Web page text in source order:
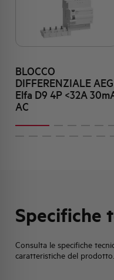
BLOCCO
DIFFERENZIALE AEG
Elfa D9 4P <32A
AC
Specifiche
Consulta le specifiche
caratteristiche del prodotto.